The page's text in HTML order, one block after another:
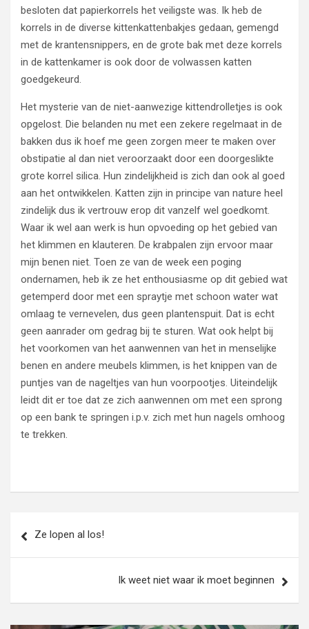
besloten dat papierkorrels het veiligste was. Ik heb de
korrels in de diverse kittenkattenbakjes gedaan, gemengd
met de krantensnippers, en de grote bak met deze korrels
in de kattenkamer is ook door de volwassen katten
goedgekeurd.
Het mysterie van de niet-aanwezige kittendrolletjes is ook
opgelost. Die belanden nu met een zekere regelmaat in de
bakken dus ik hoef me geen zorgen meer te maken over
obstipatie al dan niet veroorzaakt door een doorgeslikte
grote korrel silica. Hun zindelijkheid is zich dan ook al goed
aan het ontwikkelen. Katten zijn in principe van nature heel
zindelijk dus ik vertrouw erop dit vanzelf wel goedkomt.
Waar ik wel aan werk is hun opvoeding op het gebied van
het klimmen en klauteren. De krabpalen zijn ervoor maar
mijn benen niet. Toen ze van de week een poging
ondernamen, heb ik ze het enthousiasme op dit gebied wat
getemperd door met een spraytje met schoon water wat
omlaag te vernevelen, dus geen plantenspuit. Dat is echt
geen aanrader om gedrag bij te sturen. Wat ook helpt bij
het voorkomen van het aanwennen van het in menselijke
benen en andere meubels klimmen, is het knippen van de
puntjes van de nageltjes van hun voorpootjes. Uiteindelijk
leidt dit er toe dat ze zich aanwennen om met een sprong
op een bank te springen i.p.v. zich met hun nagels omhoog
te trekken.
navigatie
Ze lopen al los!
Ik weet niet waar ik moet beginnen